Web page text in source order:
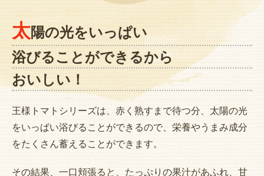
太陽の光をいっぱい
浴びることができるから
おいしい！
王様トマトシリーズは、赤く熟すまで待つ分、太陽の光
をいっぱい浴びることができるので、栄養やうまみ成分
をたくさん蓄えることができます。
その結果、一口頬張ると、たっぷりの果汁があふれ、甘